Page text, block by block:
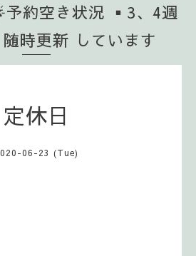
予約空き状況 ▪️3、4週
時更新 しています
定休日
06-23 (Tue)